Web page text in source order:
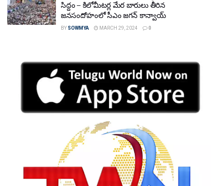
సిద్దం – కిలోమీటర్ల మేర బారులు తీరిన
జనసందోహంలో సీఎం జగన్‌ కాన్వాయ్‌
BY SOWMYA MARCH 29, 2024 0